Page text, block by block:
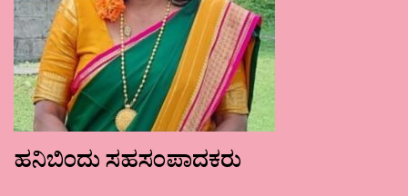
ಹನಿಬಿಂದು ಸಹಸಂಪಾದಕರು